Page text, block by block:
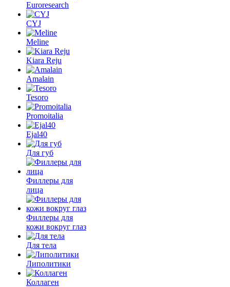
Euroresearch
CYJ
Meline
Kiara Reju
Amalain
Tesoro
Promoitalia
Ejal40
Для губ
Филлеры для
лица
Филлеры для
кожи вокруг глаз
Для тела
Липолитики
Коллаген